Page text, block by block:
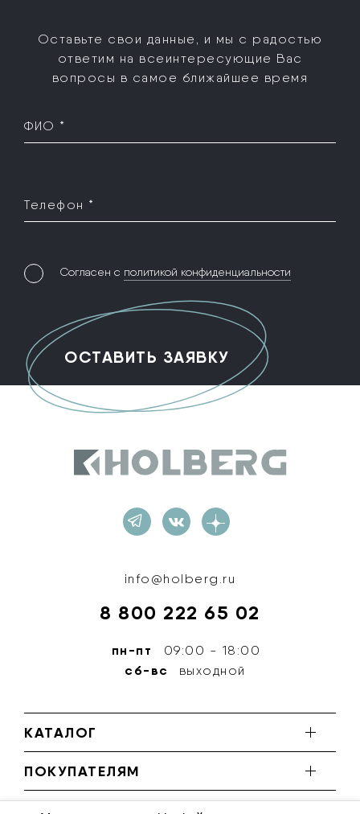
Оставьте свои данные, и мы с радостью
ответим на все интересующие Вас
вопросы в самое ближайшее время
ФИО *
Телефон *
Согласен с политикой конфиденциальности
info@holberg.ru
8 800 222 65 02
пн-пт 09:00 - 18:00
сб-вс выходной
КАТАЛОГ
ПОКУПАТЕЛЯМ